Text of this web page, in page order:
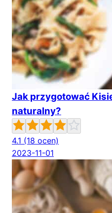
Jak przygotować
naturalny?
4.1 (18 ocen)
2023-11-01